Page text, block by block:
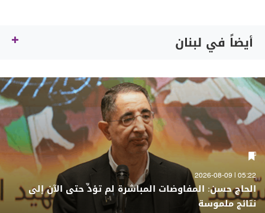
أيضاً في لبنان
05:22 | 2026-08-09
الحاج حسن: المفاوضات المباشرة لم تؤدِّ حتى الآن إلى
نتائج ملموسة